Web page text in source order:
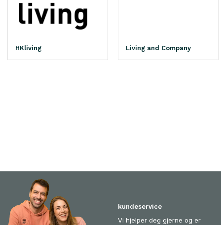
HKliving Living and Company
kundeservice
Vi hjelper deg gjerne og er